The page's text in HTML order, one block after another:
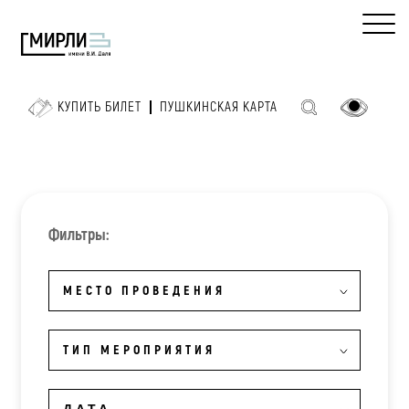
КУПИТЬ БИЛЕТ ПУШКИНСКАЯ КАРТА
Фильтры:
МЕСТО ПРОВЕДЕНИЯ
ТИП МЕРОПРИЯТИЯ